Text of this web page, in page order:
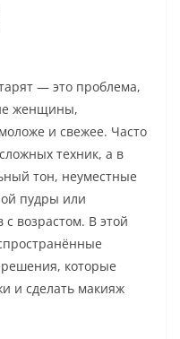
— это проблема,
женщины,
и свежее. Часто
техник, а в
тон, неуместные
пудры или
с возрастом. В этой
которые
и сделать макияж